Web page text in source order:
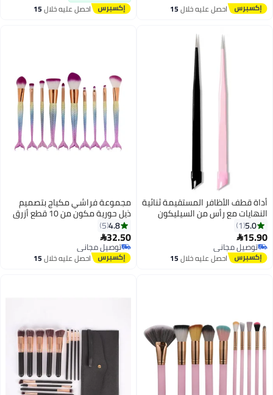
احصل عليه خلال15 احصل عليه خلال15
2
أداة قطف الأظافر المستقيمة ثنائية
النهايات مع رأس من السيليكون
ملصق الماء أدوات قطف الأظافر
المعدنية باللون الوردي
5.0
1
15.90
توصيل مجاني
توصيل مجانياحصل عليه خلال15
مجموعة فراشي مكياج بتصميم
ذيل حورية مكون من 10 قطع أزرق
4.8
5
32.50
توصيل مجاني
توصيل مجانياحصل عليه خلال15